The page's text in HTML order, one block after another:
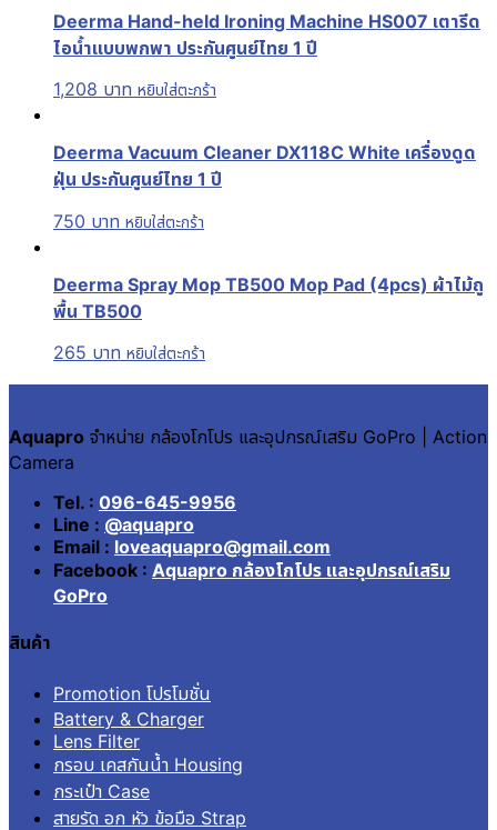
Deerma Hand-held Ironing Machine HS007 เตารีด
ไอน้ำแบบพกพา ประกันศูนย์ไทย 1 ปี
1,208 บาท หยิบใส่ตะกร้า
Deerma Vacuum Cleaner DX118C White เครื่องดูด
ฝุ่น ประกันศูนย์ไทย 1 ปี
750 บาท หยิบใส่ตะกร้า
Deerma Spray Mop TB500 Mop Pad (4pcs) ผ้าไม้ถู
พื้น TB500
265 บาท หยิบใส่ตะกร้า
Aquapro จำหน่าย กล้องโกโปร และอุปกรณ์เสริม GoPro | Action
Camera
Tel. : 096-645-9956
Line : @aquapro
Email : loveaquapro@gmail.com
Facebook : Aquapro กล้องโกโปร และอุปกรณ์เสริม
GoPro
สินค้า
Promotion โปรโมชั่น
Battery & Charger
Lens Filter
กรอบ เคสกันน้ำ Housing
กระเป๋า Case
สายรัด อก หัว ข้อมือ Strap